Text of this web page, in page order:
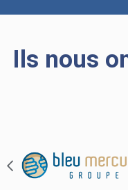
Ils nous